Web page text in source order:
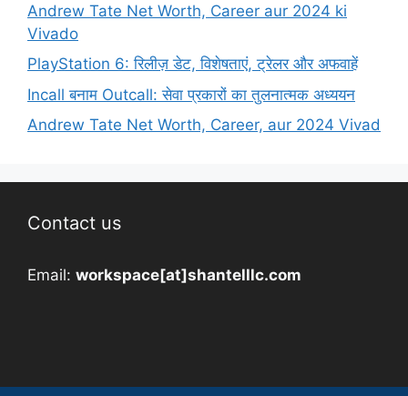
Andrew Tate Net Worth, Career aur 2024 ki
Vivado
PlayStation 6: रिलीज़ डेट, विशेषताएं, ट्रेलर और अफवाहें
Incall बनाम Outcall: सेवा प्रकारों का तुलनात्मक अध्ययन
Andrew Tate Net Worth, Career, aur 2024 Vivad
Contact us
Email: workspace[at]shantelllc.com